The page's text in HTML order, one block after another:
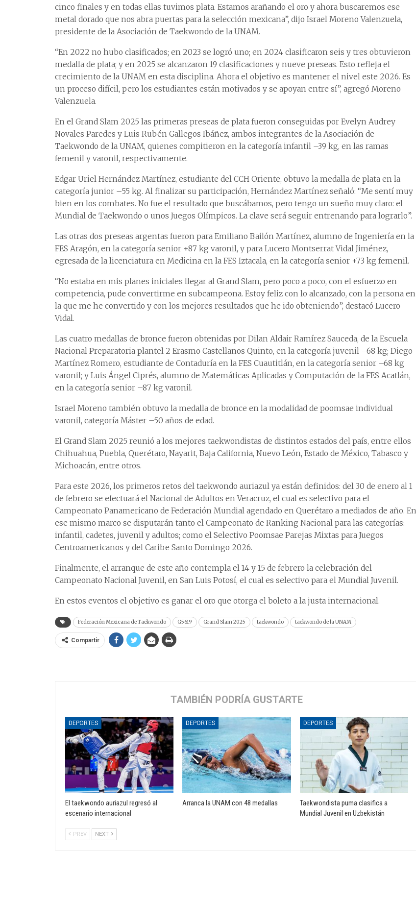
cinco finales y en todas ellas tuvimos plata. Estamos arañando el oro y ahora buscaremos ese
metal dorado que nos abra puertas para la selección mexicana”, dijo Israel Moreno Valenzuela,
presidente de la Asociación de Taekwondo de la UNAM.
“En 2022 no hubo clasificados; en 2023 se logró uno; en 2024 clasificaron seis y tres obtuvieron
medalla de plata; y en 2025 se alcanzaron 19 clasificaciones y nueve preseas. Esto refleja el
crecimiento de la UNAM en esta disciplina. Ahora el objetivo es mantener el nivel este 2026. Es
un proceso difícil, pero los estudiantes están motivados y se apoyan entre sí”, agregó Moreno
Valenzuela.
En el Grand Slam 2025 las primeras preseas de plata fueron conseguidas por Evelyn Audrey
Novales Paredes y Luis Rubén Gallegos Ibáñez, ambos integrantes de la Asociación de
Taekwondo de la UNAM, quienes compitieron en la categoría infantil –39 kg, en las ramas
femenil y varonil, respectivamente.
Edgar Uriel Hernández Martínez, estudiante del CCH Oriente, obtuvo la medalla de plata en la
categoría junior –55 kg. Al finalizar su participación, Hernández Martínez señaló: “Me sentí muy
bien en los combates. No fue el resultado que buscábamos, pero tengo un sueño muy claro: el
Mundial de Taekwondo o unos Juegos Olímpicos. La clave será seguir entrenando para lograrlo”.
Las otras dos preseas argentas fueron para Emiliano Bailón Martínez, alumno de Ingeniería en la
FES Aragón, en la categoría senior +87 kg varonil, y para Lucero Montserrat Vidal Jiménez,
egresada de la licenciatura en Medicina en la FES Iztacala, en la categoría senior +73 kg femenil.
“No estaba en mis planes iniciales llegar al Grand Slam, pero poco a poco, con el esfuerzo en
competencia, pude convertirme en subcampeona. Estoy feliz con lo alcanzado, con la persona en
la que me he convertido y con los mejores resultados que he ido obteniendo”, destacó Lucero
Vidal.
Las cuatro medallas de bronce fueron obtenidas por Dilan Aldair Ramírez Sauceda, de la Escuela
Nacional Preparatoria plantel 2 Erasmo Castellanos Quinto, en la categoría juvenil –68 kg; Diego
Martínez Romero, estudiante de Contaduría en la FES Cuautitlán, en la categoría senior –68 kg
varonil; y Luis Ángel Ciprés, alumno de Matemáticas Aplicadas y Computación de la FES Acatlán,
en la categoría senior –87 kg varonil.
Israel Moreno también obtuvo la medalla de bronce en la modalidad de poomsae individual
varonil, categoría Máster –50 años de edad.
El Grand Slam 2025 reunió a los mejores taekwondistas de distintos estados del país, entre ellos
Chihuahua, Puebla, Querétaro, Nayarit, Baja California, Nuevo León, Estado de México, Tabasco y
Michoacán, entre otros.
Para este 2026, los primeros retos del taekwondo auriazul ya están definidos: del 30 de enero al 1
de febrero se efectuará el Nacional de Adultos en Veracruz, el cual es selectivo para el
Campeonato Panamericano de Federación Mundial agendado en Querétaro a mediados de año. En
ese mismo marco se disputarán tanto el Campeonato de Ranking Nacional para las categorías:
infantil, cadetes, juvenil y adultos; como el Selectivo Poomsae Parejas Mixtas para Juegos
Centroamericanos y del Caribe Santo Domingo 2026.
Finalmente, el arranque de este año contempla el 14 y 15 de febrero la celebración del
Campeonato Nacional Juvenil, en San Luis Potosí, el cual es selectivo para el Mundial Juvenil.
En estos eventos el objetivo es ganar el oro que otorga el boleto a la justa internacional.
Federación Mexicana de Taekwondo G5619 Grand Slam 2025 taekwondo taekwondo de la UNAM
Compartir
TAMBIÉN PODRÍA GUSTARTE
DEPORTES
El taekwondo auriazul regresó al
escenario internacional
DEPORTES
Arranca la UNAM con 48 medallas
DEPORTES
Taekwondista puma clasifica a
Mundial Juvenil en Uzbekistán
PREV NEXT